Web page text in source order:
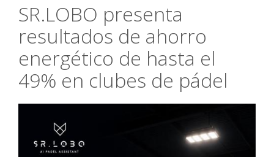
SR.LOBO presenta
resultados de ahorro
energético de hasta el
49% en clubes de pádel